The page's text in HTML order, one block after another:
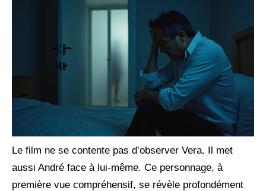
Le film ne se contente pas d’observer Vera. Il met
aussi André face à lui-même. Ce personnage, à
première vue compréhensif, se révèle profondément